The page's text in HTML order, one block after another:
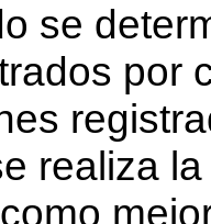
se
por
realiza